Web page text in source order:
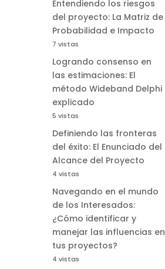
Entendiendo los riesgos
del proyecto: La Matriz de
Probabilidad e Impacto
7 vistas
Logrando consenso en
las estimaciones: El
método Wideband Delphi
explicado
5 vistas
Definiendo las fronteras
del éxito: El Enunciado del
Alcance del Proyecto
4 vistas
Navegando en el mundo
de los Interesados:
¿Cómo identificar y
manejar las influencias en
tus proyectos?
4 vistas